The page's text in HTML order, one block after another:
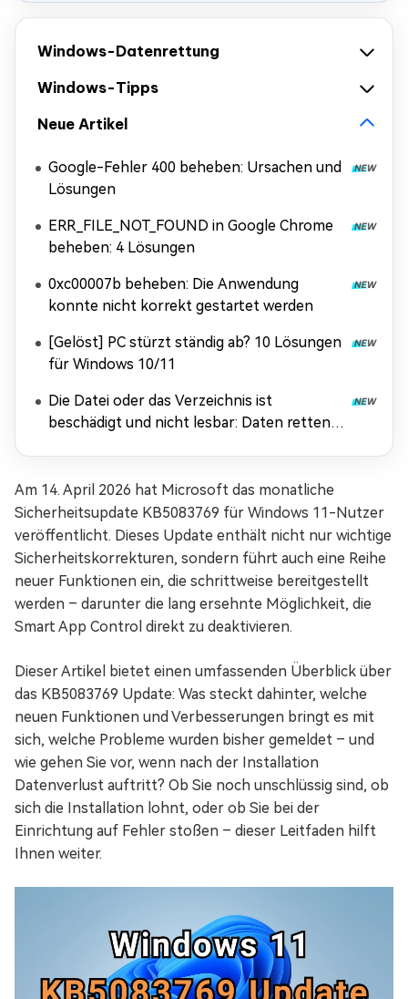
Windows-Datenrettung
Windows-Tipps
Neue Artikel
Google-Fehler 400 beheben: Ursachen und
Lösungen
ERR_FILE_NOT_FOUND in Google Chrome
beheben: 4 Lösungen
0xc00007b beheben: Die Anwendung
konnte nicht korrekt gestartet werden
[Gelöst] PC stürzt ständig ab? 10 Lösungen
für Windows 10/11
Die Datei oder das Verzeichnis ist
beschädigt und nicht lesbar: Daten retten &
Am 14. April 2026 hat Microsoft das monatliche
Sicherheitsupdate KB5083769 für Windows 11-Nutzer
veröffentlicht. Dieses Update enthält nicht nur wichtige
Sicherheitskorrekturen, sondern führt auch eine Reihe
neuer Funktionen ein, die schrittweise bereitgestellt
werden – darunter die lang ersehnte Möglichkeit, die
Smart App Control direkt zu deaktivieren.
Dieser Artikel bietet einen umfassenden Überblick über
das KB5083769 Update: Was steckt dahinter, welche
neuen Funktionen und Verbesserungen bringt es mit
sich, welche Probleme wurden bisher gemeldet – und
wie gehen Sie vor, wenn nach der Installation
Datenverlust auftritt? Ob Sie noch unschlüssig sind, ob
sich die Installation lohnt, oder ob Sie bei der
Einrichtung auf Fehler stoßen – dieser Leitfaden hilft
Ihnen weiter.